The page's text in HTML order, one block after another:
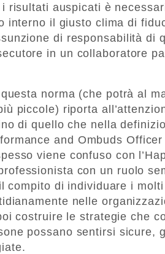
risultati auspicati è
interno il giusto clima di
di responsabilità di
in un collaboratore
norma (che potrà al
piccole) riporta
di quello che nella
and Ombuds
viene confuso con
con un ruolo
compito di individuare i
nelle
costruire le strategie che
possano sentirsi sicure,